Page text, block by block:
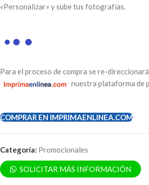
«Personalizar» y sube tus fotografías.
Para el proceso de compra se re-
nuestra plataforma de
COMPRAR EN IMPRIMAENLINEA.COM
Categoría: Promocionales
SOLICITAR MÁS INFORMACIÓN